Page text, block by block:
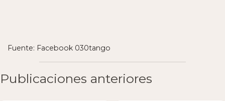
Fuente: Facebook 030tango
Publicaciones anteriores